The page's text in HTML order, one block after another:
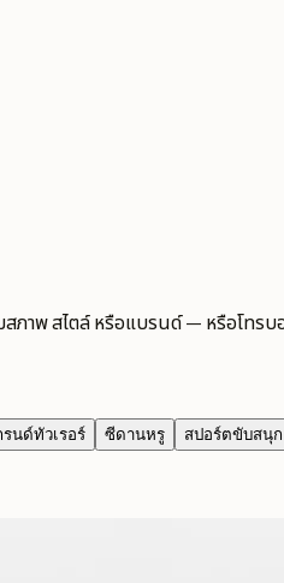
าพ สไตล์ หรือแบรนด์ — หรือโทรบ
นด์ทัวเรอร์ ซีดานหรู สปอร์ตขับสนุก